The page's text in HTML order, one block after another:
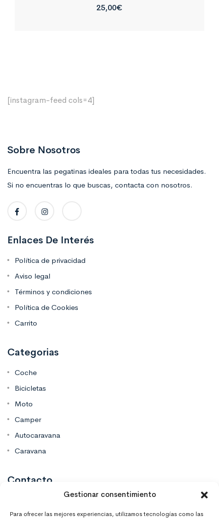
Gestionar consentimiento
Para ofrecer las mejores experiencias, utilizamos tecnologías como las
25,00€
[instagram-feed cols=4]
Sobre Nosotros
Encuentra las pegatinas ideales para todas tus necesidades.
Si no encuentras lo que buscas, contacta con nosotros.
Enlaces De Interés
Política de privacidad
Aviso legal
Términos y condiciones
Política de Cookies
Carrito
Categorias
Coche
Bicicletas
Moto
Camper
Autocaravana
Caravana
Contacto